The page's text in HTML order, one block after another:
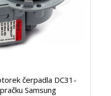
čerpadla DC31-
Samsung